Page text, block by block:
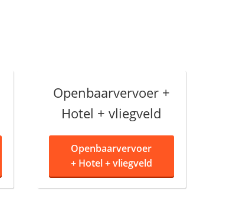
Openbaarvervoer +
Hotel + vliegveld
Openbaarvervoer
+ Hotel + vliegveld